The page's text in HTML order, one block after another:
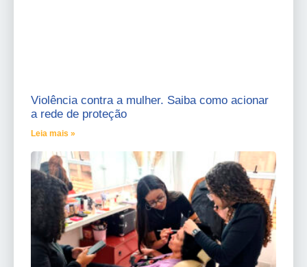
Violência contra a mulher. Saiba como acionar
a rede de proteção
Leia mais »